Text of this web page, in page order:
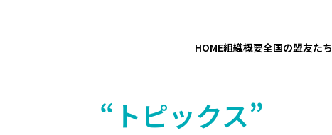
HOME組織概要全国の盟友たち
“トピックス”